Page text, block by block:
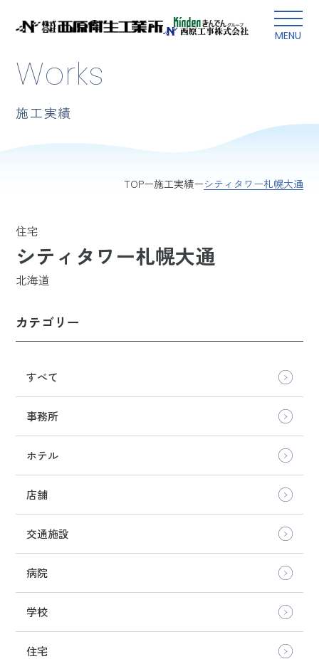
MENU
本文にスキップ
Works
施工実績
TOP 施工実績 シティタワー札幌大通
住宅
シティタワー札幌大通
北海道
カテゴリー
すべて
事務所
ホテル
店舗
交通施設
病院
学校
住宅